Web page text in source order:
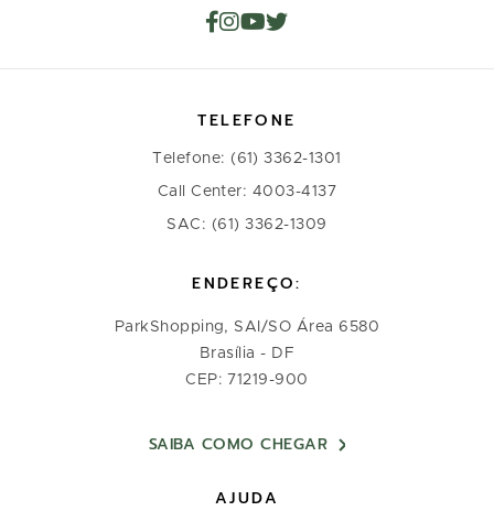
TELEFONE
Telefone: (61) 3362-1301
Call Center: 4003-4137
SAC: (61) 3362-1309
ENDEREÇO:
ParkShopping, SAI/SO Área 6580
Brasília - DF
CEP: 71219-900
SAIBA COMO CHEGAR
AJUDA